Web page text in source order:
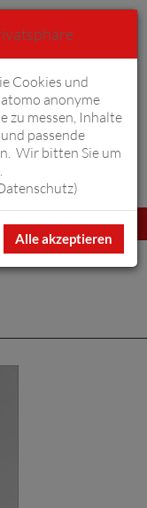
0
Cookies und
anonyme
zu messen, Inhalte
passende
Wir bitten Sie um
)
Alle akzeptieren